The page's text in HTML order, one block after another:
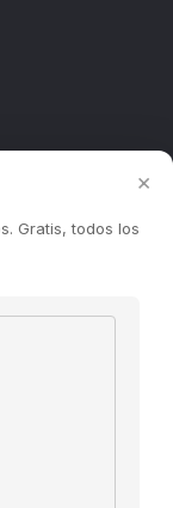
×
Gratis, todos los